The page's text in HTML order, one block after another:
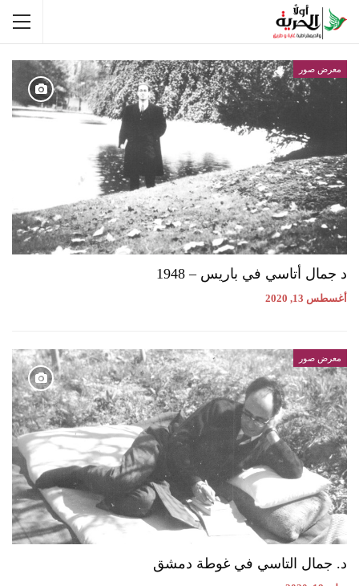
معرض صور
د جمال أتاسي في باريس – 1948
أغسطس 13, 2020
معرض صور
د. جمال التاسي في غوطة دمشق